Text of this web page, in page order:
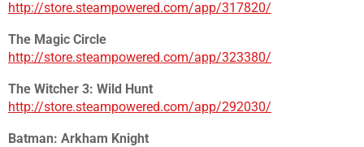
http://store.steampowered.com/app/317820/
The Magic Circle
http://store.steampowered.com/app/323380/
The Witcher 3: Wild Hunt
http://store.steampowered.com/app/292030/
Batman: Arkham Knight